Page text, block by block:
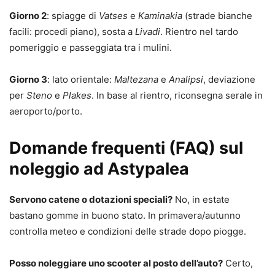
Giorno 2: spiagge di Vatses e Kaminakia (strade bianche
facili: procedi piano), sosta a Livadi. Rientro nel tardo
pomeriggio e passeggiata tra i mulini.
Giorno 3: lato orientale: Maltezana e Analipsi, deviazione
per Steno e Plakes. In base al rientro, riconsegna serale in
aeroporto/porto.
Domande frequenti (FAQ) sul
noleggio ad Astypalea
Servono catene o dotazioni speciali? No, in estate
bastano gomme in buono stato. In primavera/autunno
controlla meteo e condizioni delle strade dopo piogge.
Posso noleggiare uno scooter al posto dell’auto? Certo,